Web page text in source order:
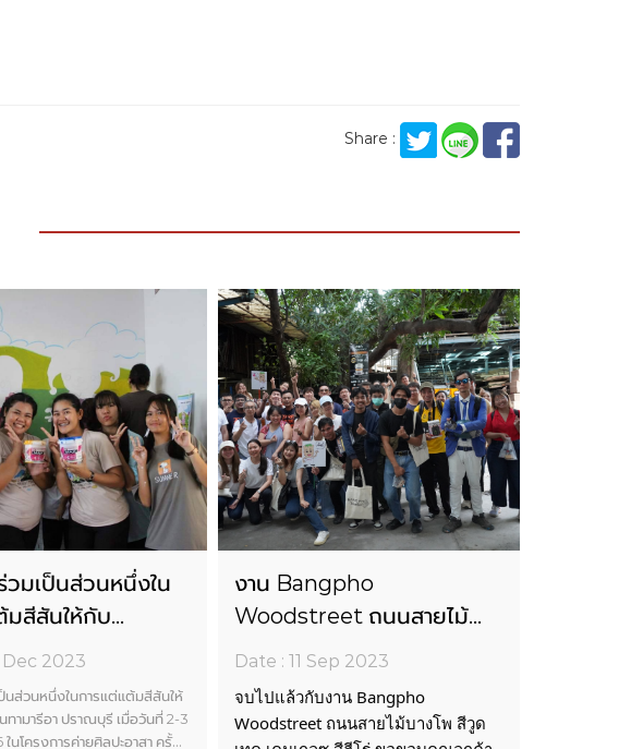
Share :
วมเป็นส่วนหนึ่งใน
มสีสันให้กับ
นทามารีอา ปราณบุรี
3 ธันวาคม 2566
2023
นส่วนหนึ่งในการแต่แต้มสีสันให้
ทามารีอา ปราณบุรี เมื่อวันที่ 2-3
นโครงการค่ายศิลปะอาสา ครั้งที่
งาน Bangpho
Woodstreet ถนนสายไม้
บางโพ สีวูดเทค เคมเกลซ สี
ฮีโร่
Date : 11 Sep 2023
จบไปแล้วกับงาน Bangpho
Woodstreet ถนนสายไม้บางโพ สีวูด